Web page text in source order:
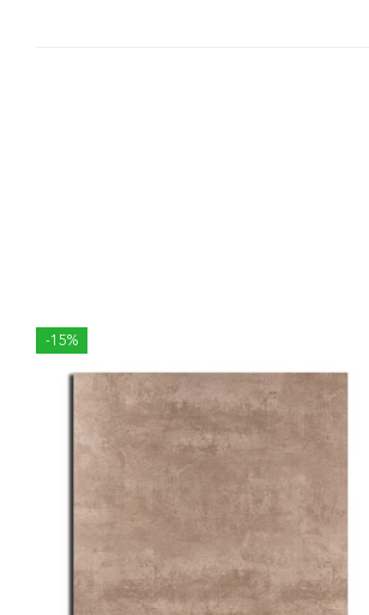
-15%